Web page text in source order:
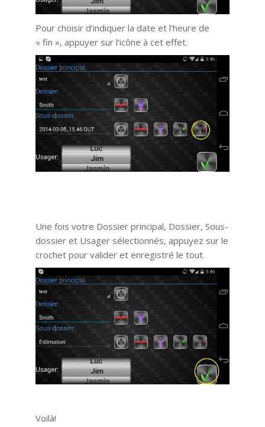
Pour choisir d’indiquer la date et l’heure de
« fin », appuyer sur l’icône à cet effet.
Une fois votre Dossier principal, Dossier, Sous-
dossier et Usager sélectionnés, appuyez sur le
crochet pour valider et enregistré le tout.
Voilà!